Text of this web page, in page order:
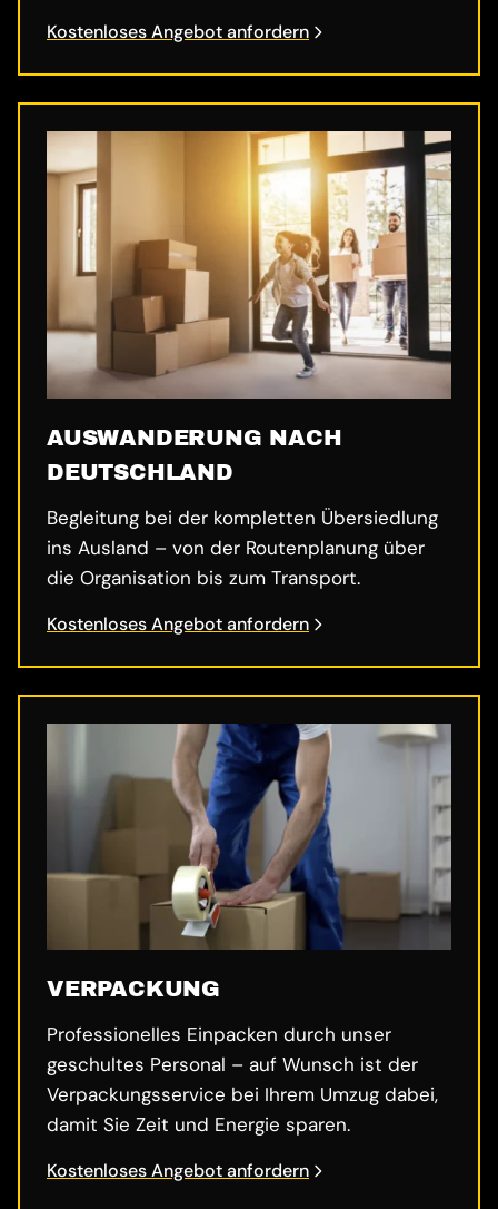
Kostenloses Angebot anfordern
AUSWANDERUNG NACH
DEUTSCHLAND
Begleitung bei der kompletten Übersiedlung
ins Ausland – von der Routenplanung über
die Organisation bis zum Transport.
Kostenloses Angebot anfordern
VERPACKUNG
Professionelles Einpacken durch unser
geschultes Personal – auf Wunsch ist der
Verpackungsservice bei Ihrem Umzug dabei,
damit Sie Zeit und Energie sparen.
Kostenloses Angebot anfordern